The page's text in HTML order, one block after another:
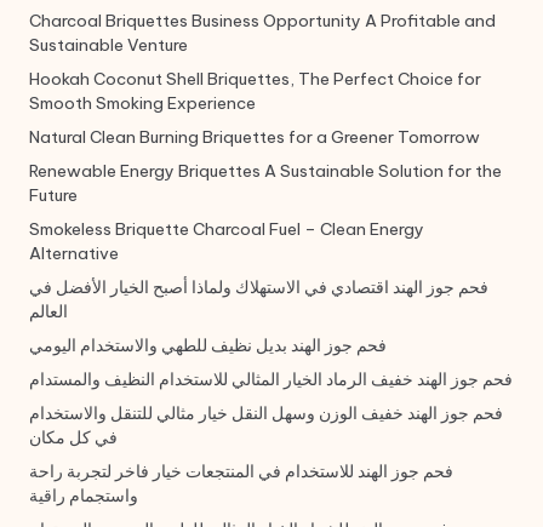
Charcoal Briquettes Business Opportunity A Profitable and
Sustainable Venture
Hookah Coconut Shell Briquettes, The Perfect Choice for
Smooth Smoking Experience
Natural Clean Burning Briquettes for a Greener Tomorrow
Renewable Energy Briquettes A Sustainable Solution for the
Future
Smokeless Briquette Charcoal Fuel – Clean Energy
Alternative
فحم جوز الهند اقتصادي في الاستهلاك ولماذا أصبح الخيار الأفضل في
العالم
فحم جوز الهند بديل نظيف للطهي والاستخدام اليومي
فحم جوز الهند خفيف الرماد الخيار المثالي للاستخدام النظيف والمستدام
فحم جوز الهند خفيف الوزن وسهل النقل خيار مثالي للتنقل والاستخدام
في كل مكان
فحم جوز الهند للاستخدام في المنتجعات خيار فاخر لتجربة راحة
واستجمام راقية